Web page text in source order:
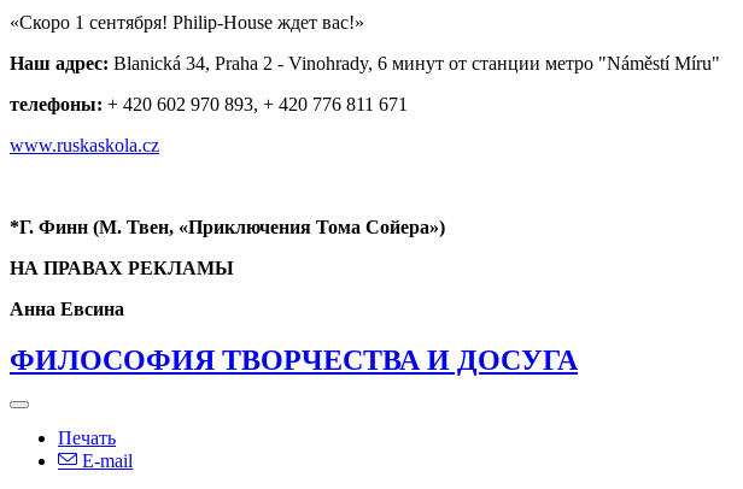
«Скоро 1 сентября! Philip-House ждет вас!»
Наш адрес: Blanická 34, Praha 2 - Vinohrady, 6 минут от станции метро "Náměstí Míru"
телефоны: + 420 602 970 893, + 420 776 811 671
www.ruskaskola.cz
*Г. Финн (М. Твен, «Приключения Тома Сойера»)
НА ПРАВАХ РЕКЛАМЫ
Анна Евсина
ФИЛОСОФИЯ ТВОРЧЕСТВА И ДОСУГА
Печать
E-mail